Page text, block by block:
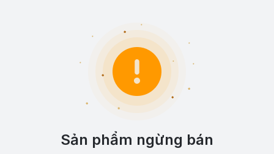
Sản phẩm ngừng bán